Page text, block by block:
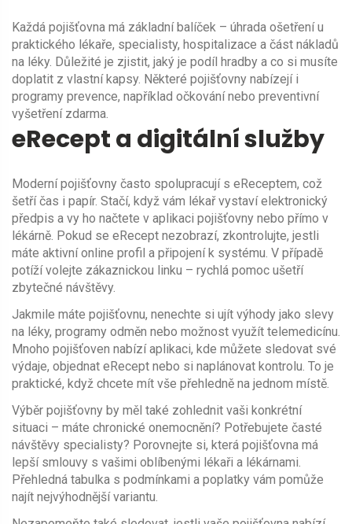
Každá pojišťovna má základní balíček – úhrada ošetření u
praktického lékaře, specialisty, hospitalizace a část nákladů
na léky. Důležité je zjistit, jaký je podíl hradby a co si musíte
doplatit z vlastní kapsy. Některé pojišťovny nabízejí i
programy prevence, například očkování nebo preventivní
vyšetření zdarma.
eRecept a digitální služby
Moderní pojišťovny často spolupracují s eReceptem, což
šetří čas i papír. Stačí, když vám lékař vystaví elektronický
předpis a vy ho načtete v aplikaci pojišťovny nebo přímo v
lékárně. Pokud se eRecept nezobrazí, zkontrolujte, jestli
máte aktivní online profil a připojení k systému. V případě
potíží volejte zákaznickou linku – rychlá pomoc ušetří
zbytečné návštěvy.
Jakmile máte pojišťovnu, nenechte si ujít výhody jako slevy
na léky, programy odměn nebo možnost využít telemedicínu.
Mnoho pojišťoven nabízí aplikaci, kde můžete sledovat své
výdaje, objednat eRecept nebo si naplánovat kontrolu. To je
praktické, když chcete mít vše přehledně na jednom místě.
Výběr pojišťovny by měl také zohlednit vaši konkrétní
situaci – máte chronické onemocnění? Potřebujete časté
návštěvy specialisty? Porovnejte si, která pojišťovna má
lepší smlouvy s vašimi oblíbenými lékaři a lékárnami.
Přehledná tabulka s podmínkami a poplatky vám pomůže
najít nejvýhodnější variantu.